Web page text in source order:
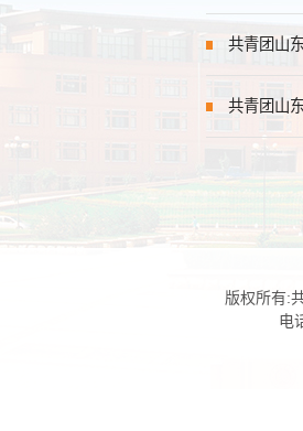
共青团山
共青团山
版权所有:
电